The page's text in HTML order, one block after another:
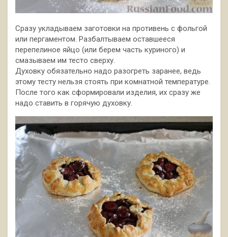
Сразу укладываем заготовки на противень с фольгой
или пергаментом. Разбалтываем оставшееся
перепелиное яйцо (или берем часть куриного) и
смазываем им тесто сверху.
Духовку обязательно надо разогреть заранее, ведь
этому тесту нельзя стоять при комнатной температуре.
После того как сформировали изделия, их сразу же
надо ставить в горячую духовку.